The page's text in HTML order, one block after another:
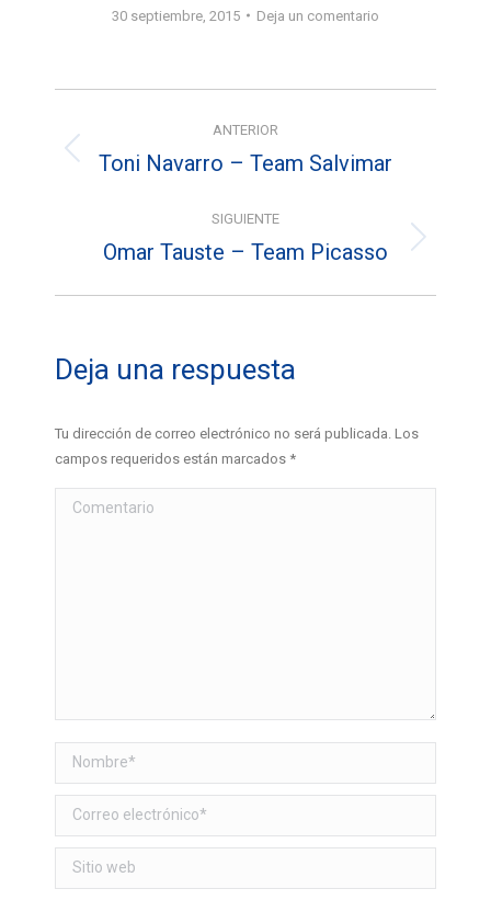
30 septiembre, 2015
Deja un comentario
entre
ANTERIOR
Álbum
Toni Navarro – Team Salvimar
SIGUIENTE
Álbum
Omar Tauste – Team Picasso
Deja una respuesta
Tu dirección de correo electrónico no será publicada. Los
campos requeridos están marcados *
Comentario
Nombre *
Correo electrónico *
Sitio web